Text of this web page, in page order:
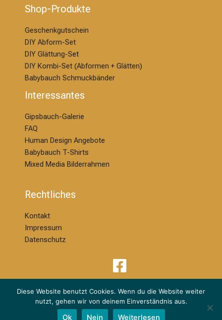
Shop-Produkte
Geschenkgutschein
DIY Abform-Set
DIY Glättung-Set
DIY Kombi-Set (Abformen + Glätten)
Babybauch Schmuckbänder
Interessantes
Gipsbauch-Galerie
FAQ
Human Design Angebote
Babybauch T-Shirts
Mixed Media Bilderrahmen
Rechtliches
Kontakt
Impressum
Datenschutz
© 2026 | Melanie Ackermann Design & Kreation | dm Babybauchdesign
Diese Website benutzt Cookies. Wenn du die Website weiter
nutzt, gehen wir von deinem Einverständnis aus.
Ok Nein Weiterlesen